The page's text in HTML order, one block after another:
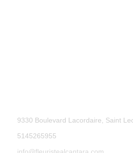
9330 Boulevard Lacordaire, Saint
5145265955